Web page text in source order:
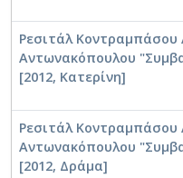
Ρεσιτάλ
Αντωνακόπουλου
[2012, Κατερίνη]
Ρεσιτάλ
Αντωνακόπουλου
[2012, Δράμα]